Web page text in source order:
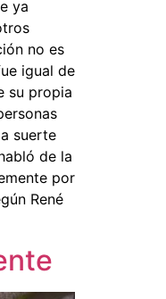
ya
no es
igual de
su propia
suerte
de la
por
René